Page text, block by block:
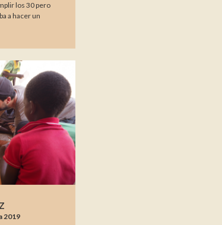
los 30 pero
a hacer un
2019